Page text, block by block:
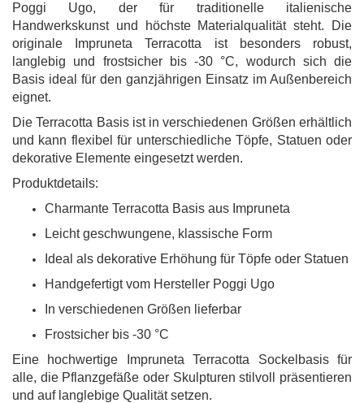
Poggi Ugo, der für traditionelle italienische
Handwerkskunst und höchste Materialqualität steht. Die
originale Impruneta Terracotta ist besonders robust,
langlebig und frostsicher bis -30 °C, wodurch sich die
Basis ideal für den ganzjährigen Einsatz im Außenbereich
eignet.
Die Terracotta Basis ist in verschiedenen Größen erhältlich
und kann flexibel für unterschiedliche Töpfe, Statuen oder
dekorative Elemente eingesetzt werden.
Produktdetails:
Charmante Terracotta Basis aus Impruneta
Leicht geschwungene, klassische Form
Ideal als dekorative Erhöhung für Töpfe oder Statuen
Handgefertigt vom Hersteller Poggi Ugo
In verschiedenen Größen lieferbar
Frostsicher bis -30 °C
Eine hochwertige Impruneta Terracotta Sockelbasis für
alle, die Pflanzgefäße oder Skulpturen stilvoll präsentieren
und auf langlebige Qualität setzen.